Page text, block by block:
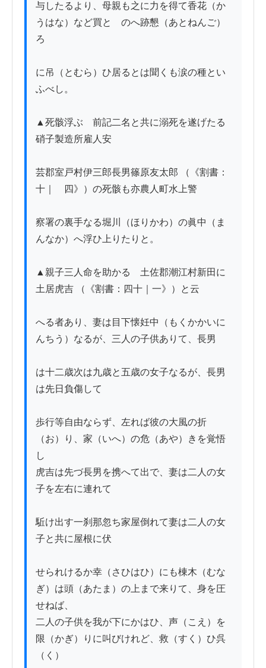
与したるより、母親も之に力を得て香花（か
うはな）など買とゝのへ跡懇（あとねんご）
ろ
に吊（とむら）ひ居るとは聞くも涙の種とい
ふべし。
▲死骸浮ぶ　前記二名と共に溺死を遂げたる
硝子製造所雇人安
芸郡室戸村伊三郎長男篠原友太郎 （《割書：
十｜　四》）の死骸も亦農人町水上警
察署の裏手なる堀川（ほりかわ）の眞中（ま
んなか）へ浮ひ上りたりと。
▲親子三人命を助かる　土佐郡潮江村新田に
土居虎吉 （《割書：四十｜一》）と云
へる者あり、妻は目下懐妊中（もくかかいに
んちう）なるが、三人の子供ありて、長男
は十二歳次は九歳と五歳の女子なるが、長男
は先日負傷して
歩行等自由ならず、左れば彼の大風の折
（お）り、家（いへ）の危（あや）きを覚悟
し
虎吉は先づ長男を携へて出で、妻は二人の女
子を左右に連れて
駈け出す一刹那忽ち家屋倒れて妻は二人の女
子と共に屋根に伏
せられけるか幸（さひはひ）にも棟木（むな
ぎ）は頭（あたま）の上まで来りて、身を圧
せねば、
二人の子供を我が下にかはひ、声（こえ）を
限（かぎ）りに叫びけれど、救（すく）ひ呉
（く）